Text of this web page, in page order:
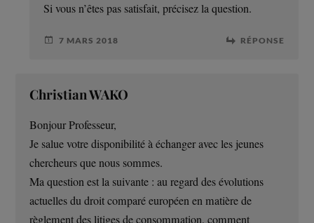
Si vous n’êtes pas satisfait, précisez la question.
7 MARS 2018 RÉPONSE
Christian WAKO
Bonjour Professeur,
Je salue votre disponibilité à échanger avec les jeunes
chercheurs que nous sommes.
Ma question est la suivante : au regard des évolutions
actuelles du droit comparé européen en matière de
règlement des litiges de consommation, comment